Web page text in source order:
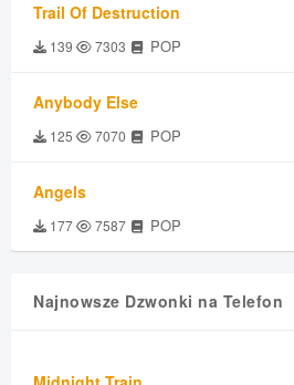
Trail Of Destruction
139 7303 POP
Anybody Else
125 7070 POP
Angels
177 7587 POP
Najnowsze Dzwonki na Telefon